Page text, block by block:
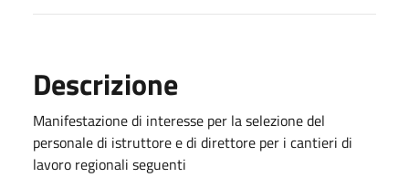
Descrizione
Manifestazione di interesse per la selezione del
personale di istruttore e di direttore per i cantieri di
lavoro regionali seguenti